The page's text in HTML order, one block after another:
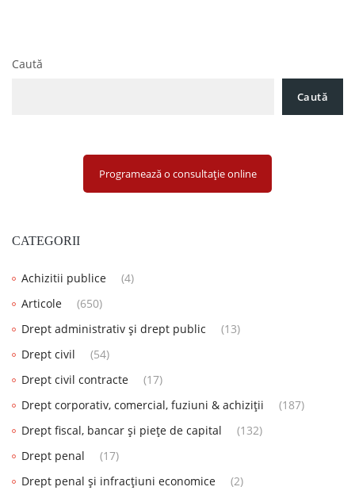
Caută
Caută
Programează o consultație online
CATEGORII
Achizitii publice
(4)
Articole
(650)
Drept administrativ și drept public
(13)
Drept civil
(54)
Drept civil contracte
(17)
Drept corporativ, comercial, fuziuni & achiziții
(187)
Drept fiscal, bancar și piețe de capital
(132)
Drept penal
(17)
Drept penal și infracțiuni economice
(2)